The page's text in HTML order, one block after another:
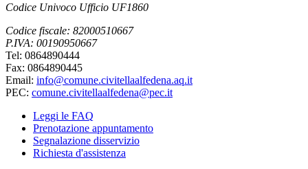
Codice Univoco Ufficio UF1860
Codice fiscale: 82000510667
P.IVA: 00190950667
Tel: 0864890444
Fax: 0864890445
Email: info@comune.civitellaalfedena.aq.it
PEC: comune.civitellaalfedena@pec.it
Leggi le FAQ
Prenotazione appuntamento
Segnalazione disservizio
Richiesta d'assistenza